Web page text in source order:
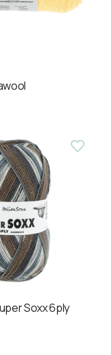
Soxx 6ply